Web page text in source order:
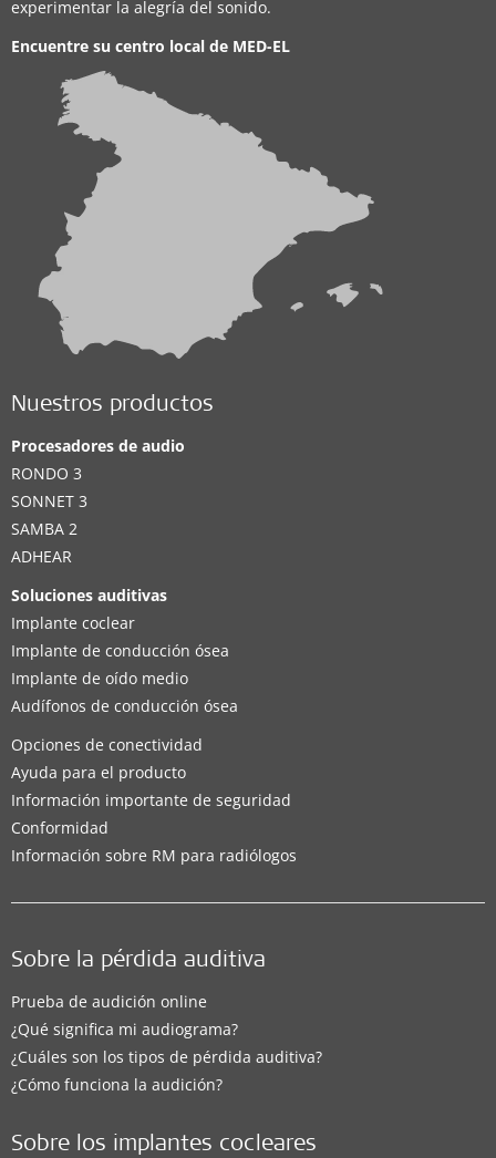
experimentar la alegría del sonido.
Encuentre su centro local de MED-EL
Nuestros productos
Procesadores de audio
RONDO 3
SONNET 3
SAMBA 2
ADHEAR
Soluciones auditivas
Implante coclear
Implante de conducción ósea
Implante de oído medio
Audífonos de conducción ósea
Opciones de conectividad
Ayuda para el producto
Información importante de seguridad
Conformidad
Información sobre RM para radiólogos
Sobre la pérdida auditiva
Prueba de audición online
¿Qué significa mi audiograma?
¿Cuáles son los tipos de pérdida auditiva?
¿Cómo funciona la audición?
Sobre los implantes cocleares